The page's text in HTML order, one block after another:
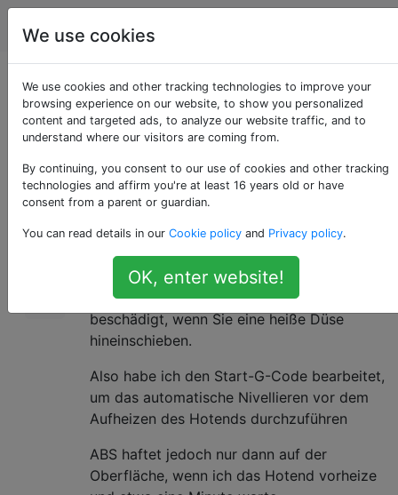
3d Drucken
Gibt es einen G-Code
zum Warten?
20
Mein Drucker verfügt über eine automatische
mit der Düsenspitze berührt wird.
Ich habe angefangen, eine BuildTak-
Oberfläche zu verwenden, und BuildTak wird
beschädigt, wenn Sie eine heiße Düse
hineinschieben.
Also habe ich den Start-G-Code bearbeitet,
um das automatische Nivellieren vor dem
Aufheizen des Hotends durchzuführen
ABS haftet jedoch nur dann auf der
Oberfläche, wenn ich das Hotend vorheize
We use cookies
We use cookies and other tracking technologies to improve your
browsing experience on our website, to show you personalized
content and targeted ads, to analyze our website traffic, and to
understand where our visitors are coming from.
By continuing, you consent to our use of cookies and other tracking
technologies and affirm you're at least 16 years old or have
consent from a parent or guardian.
You can read details in our Cookie policy and Privacy policy.
OK, enter website!